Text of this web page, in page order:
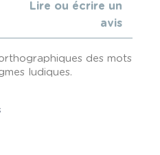
Lire ou écrire un
avis
des mots
ludiques.